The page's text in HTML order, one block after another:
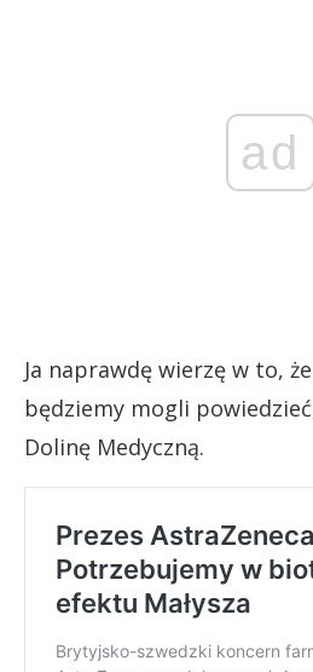
ad
Ja naprawdę wierzę w to,
będziemy mogli
Dolinę Medyczną.